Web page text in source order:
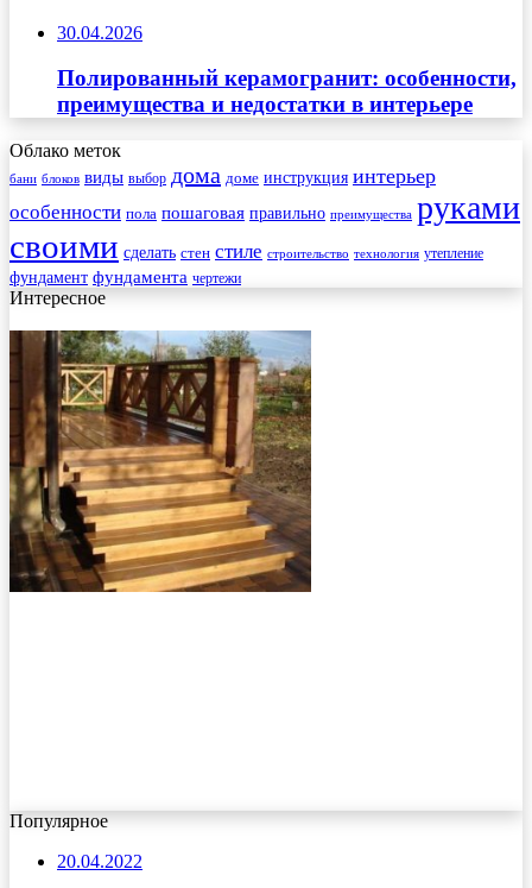
30.04.2026
Полированный керамогранит: особенности,
преимущества и недостатки в интерьере
Облако меток
бани блоков виды выбор дома доме инструкция интерьер
особенности пола пошаговая правильно преимущества руками
своими сделать стен стиле строительство технология утепление
фундамент фундамента чертежи
Интересное
Популярное
20.04.2022